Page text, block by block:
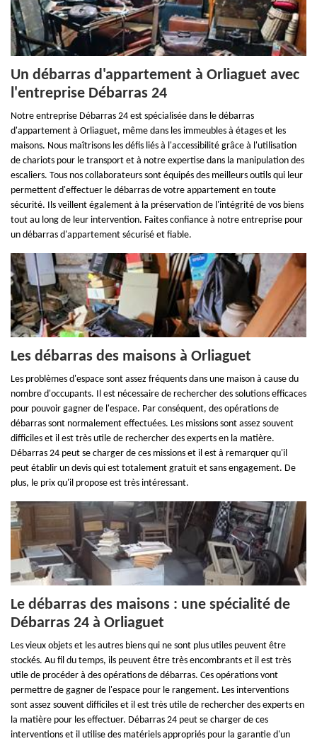
Un débarras d'appartement à Orliaguet avec
l'entreprise Débarras 24
Notre entreprise Débarras 24 est spécialisée dans le débarras
d'appartement à Orliaguet, même dans les immeubles à étages et les
maisons. Nous maîtrisons les défis liés à l'accessibilité grâce à l'utilisation
de chariots pour le transport et à notre expertise dans la manipulation des
escaliers. Tous nos collaborateurs sont équipés des meilleurs outils qui leur
permettent d'effectuer le débarras de votre appartement en toute
sécurité. Ils veillent également à la préservation de l'intégrité de vos biens
tout au long de leur intervention. Faites confiance à notre entreprise pour
un débarras d'appartement sécurisé et fiable.
Les débarras des maisons à Orliaguet
Les problèmes d'espace sont assez fréquents dans une maison à cause du
nombre d'occupants. Il est nécessaire de rechercher des solutions efficaces
pour pouvoir gagner de l'espace. Par conséquent, des opérations de
débarras sont normalement effectuées. Les missions sont assez souvent
difficiles et il est très utile de rechercher des experts en la matière.
Débarras 24 peut se charger de ces missions et il est à remarquer qu'il
peut établir un devis qui est totalement gratuit et sans engagement. De
plus, le prix qu'il propose est très intéressant.
Le débarras des maisons : une spécialité de
Débarras 24 à Orliaguet
Les vieux objets et les autres biens qui ne sont plus utiles peuvent être
stockés. Au fil du temps, ils peuvent être très encombrants et il est très
utile de procéder à des opérations de débarras. Ces opérations vont
permettre de gagner de l'espace pour le rangement. Les interventions
sont assez souvent difficiles et il est très utile de rechercher des experts en
la matière pour les effectuer. Débarras 24 peut se charger de ces
interventions et il utilise des matériels appropriés pour la garantie d'un